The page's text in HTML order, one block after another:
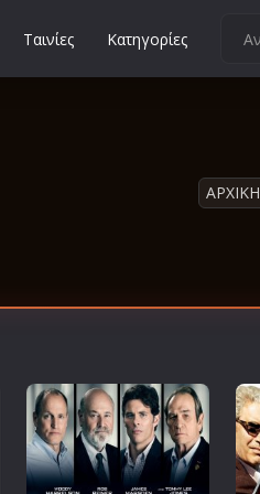
Ταινίες Κατηγορίες
ΑΡΧΙΚΗ